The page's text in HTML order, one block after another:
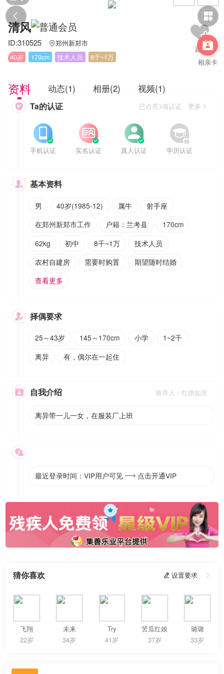
 

相亲卡
清风
ID:310525 郑州新郑市
40岁
170cm 技术人员 8千~1万
资料 动态(1) 相册(2) 视频(1)
 Ta的认证 已点亮3项认证 更多


手机认证


实名认证


真人认证


学历认证
 基本资料
男 40岁(1985-12) 属牛
射手座
在郑州新郑市工作
户籍：兰考县
170cm
62kg
初中 8千~1万
技术人员
农村自建房
需要时购置
期望随时结婚
查看更多
 择偶要求
25～43岁 145～170cm 小学
1~2千
离异
有，偶尔在一起住
 自我介绍 推荐人：红娘如意
离异带一儿一女，在服装厂上班

最近登录时间：VIP用户可见  点击开通VIP
猜你喜欢  设置要求 
飞翔
22岁
未来
34岁
Try
41岁
苦瓜红娘
37岁
璐璐
33岁